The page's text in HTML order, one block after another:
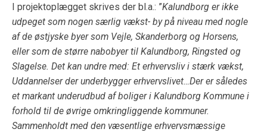
I projektoplægget skrives der bl.a.: ”Kalundborg er ikke
udpeget som nogen særlig vækst- by på niveau med nogle
af de østjyske byer som Vejle, Skanderborg og Horsens,
eller som de større nabobyer til Kalundborg, Ringsted og
Slagelse. Det kan undre med: Et erhvervsliv i stærk vækst,
Uddannelser der underbygger erhvervslivet…Der er således
et markant underudbud af boliger i Kalundborg Kommune i
forhold til de øvrige omkringliggende kommuner.
Sammenholdt med den væsentlige erhvervsmæssige